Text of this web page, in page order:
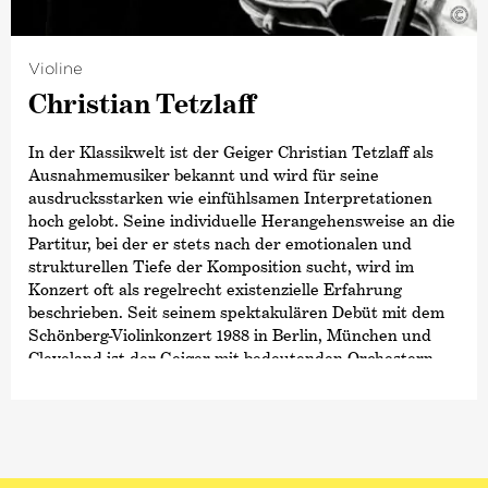
Intendant des Kammermusikfestivals›Sommersprossen‹
Frau, Tanja Tetzlaff, eine Kammermusikreihe im
Sendesaal Bremen.
Geigenbauers Peter Greiner aus dem Jahr 2003 sowie
Bögen des belgischen Bogenmachers Nico Plog.
©
Violine
Christian Tetzlaff
In der Klassikwelt ist der Geiger Christian Tetzlaff als
Ausnahmemusiker bekannt und wird für seine
ausdrucksstarken wie einfühlsamen Interpretationen
hoch gelobt. Seine individuelle Herangehensweise an die
Partitur, bei der er stets nach der emotionalen und
strukturellen Tiefe der Komposition sucht, wird im
Konzert oft als regelrecht existenzielle Erfahrung
beschrieben. Seit seinem spektakulären Debüt mit dem
Schönberg-Violinkonzert 1988 in Berlin, München und
Cleveland ist der Geiger mit bedeutenden Orchestern